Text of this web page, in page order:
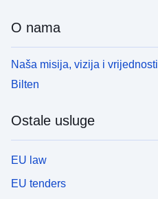
O nama
Naša misija, vizija i vrijednosti
Bilten
Ostale usluge
EU law
EU tenders